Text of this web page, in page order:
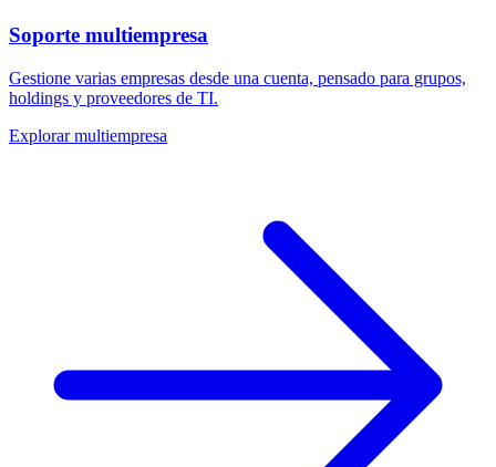
Soporte multiempresa
Gestione varias empresas desde una cuenta, pensado para grupos,
holdings y proveedores de TI.
Explorar multiempresa